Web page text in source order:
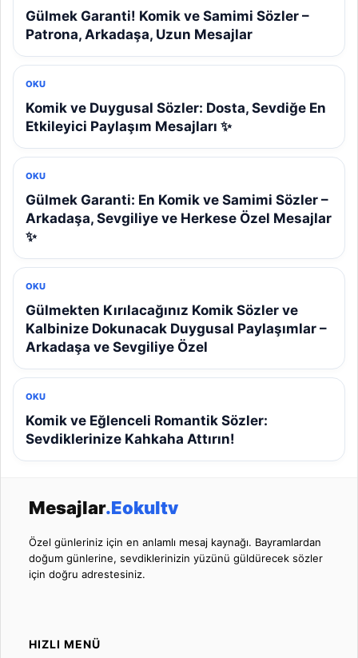
Gülmek Garanti! Komik ve Samimi Sözler –
Patrona, Arkadaşa, Uzun Mesajlar
OKU
Komik ve Duygusal Sözler: Dosta, Sevdiğe En
Etkileyici Paylaşım Mesajları ✨
OKU
Gülmek Garanti: En Komik ve Samimi Sözler –
Arkadaşa, Sevgiliye ve Herkese Özel Mesajlar
✨
OKU
Gülmekten Kırılacağınız Komik Sözler ve
Kalbinize Dokunacak Duygusal Paylaşımlar –
Arkadaşa ve Sevgiliye Özel
OKU
Komik ve Eğlenceli Romantik Sözler:
Sevdiklerinize Kahkaha Attırın!
Mesajlar.Eokultv
Özel günleriniz için en anlamlı mesaj kaynağı. Bayramlardan
doğum günlerine, sevdiklerinizin yüzünü güldürecek sözler
için doğru adrestesiniz.
HIZLI MENÜ